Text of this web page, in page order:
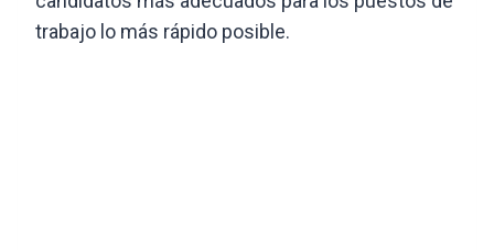
trabajo lo más rápido posible.